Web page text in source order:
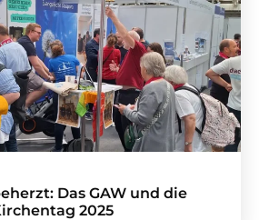
Das GAW und die
2025